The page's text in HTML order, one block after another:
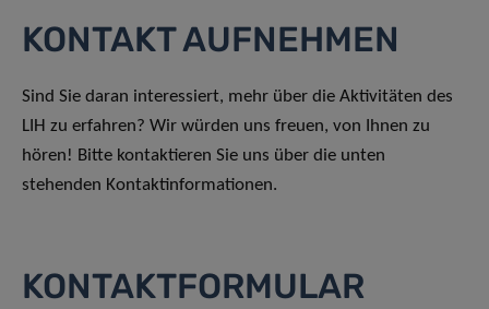
KONTAKT AUFNEHMEN
Sind Sie daran interessiert, mehr über die Aktivitäten des
LIH zu erfahren? Wir würden uns freuen, von Ihnen zu
hören! Bitte kontaktieren Sie uns über die unten
stehenden Kontaktinformationen.
KONTAKTFORMULAR